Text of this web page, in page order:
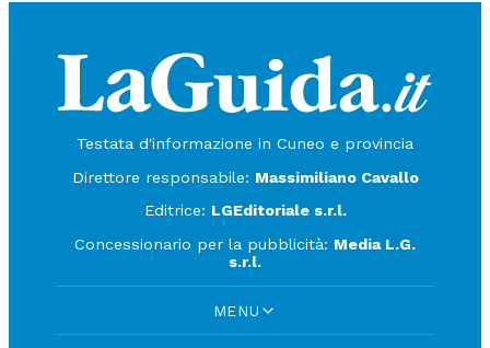
Testata d'informazione in Cuneo e provincia
Direttore responsabile: Massimiliano Cavallo
Editrice: LGEditoriale s.r.l.
Concessionario per la pubblicità: Media L.G.
s.r.l.
MENU